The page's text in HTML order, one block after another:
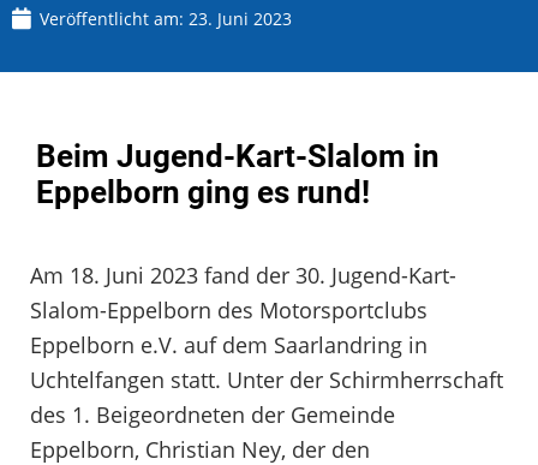
Veröffentlicht am: 23. Juni 2023
Beim Jugend-Kart-Slalom in
Eppelborn ging es rund!
Am 18. Juni 2023 fand der 30. Jugend-Kart-
Slalom-Eppelborn des Motorsportclubs
Eppelborn e.V. auf dem Saarlandring in
Uchtelfangen statt. Unter der Schirmherrschaft
des 1. Beigeordneten der Gemeinde
Eppelborn, Christian Ney, der den